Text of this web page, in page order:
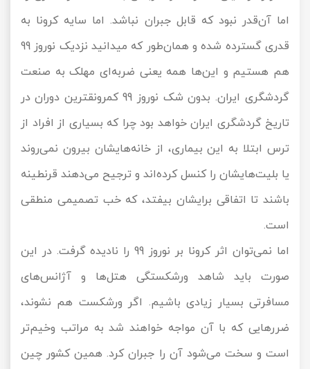
اما آن‌قدر نبود که قابل جبران نباشد. اما سایه کرونا به
قدری گسترده شده و همان‌طور که میدانید نزدیک نوروز 99
هم هستیم و این‌ها همه یعنی ضربه‌ای مهلک به صنعت
گردشگری ایران. بدون شک نوروز 99 کمرونقترین دوران در
تاریخ گردشگری ایران خواهد بود چرا که بسیاری از افراد از
ترس ابتلا به این بیماری، از خانه‌هایشان بیرون نمی‌روند
یا بلیت‌هایشان را کنسل کرده‌اند و ترجیح می‌دهند قرنطینه
باشند تا اتفاقی برایشان بیفتد، که خب تصمیمی منطقی
است.
اما نمی‌توان اثر کرونا بر نوروز 99 را نادیده گرفت. در این
صورت باید شاهد ورشکستگی هتل‌ها و آژانس‌های
مسافرتی بسیار زیادی باشیم. اگر ورشکست هم نشوند،
ضررهایی که با آن مواجه خواهند شد به مراتب وخیم‌تر
است و سخت می‌شود آن را جبران کرد. همین کشور چین